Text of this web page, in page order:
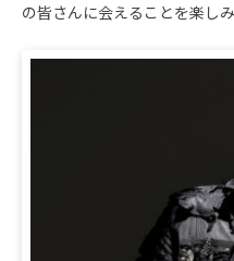
の皆さんに会えることを楽しみ